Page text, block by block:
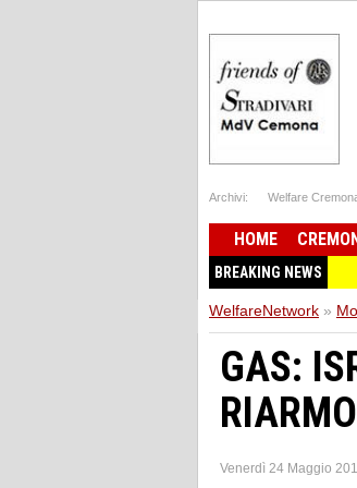
Archivi: Welfare
HOME
BREAKING NEWS
WelfareNetwork »
GAS:
Venerdì 24 Maggio